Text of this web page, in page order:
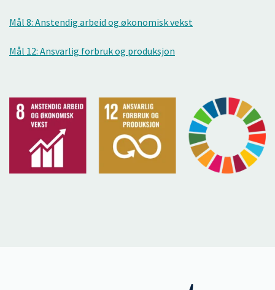
Mål 8: Anstendig arbeid og økonomisk vekst
Mål 12: Ansvarlig forbruk og produksjon